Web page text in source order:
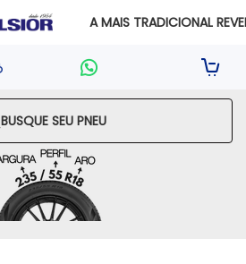
A MAIS TRADICIONAL
Sua
BUSQUE SEU PNEU